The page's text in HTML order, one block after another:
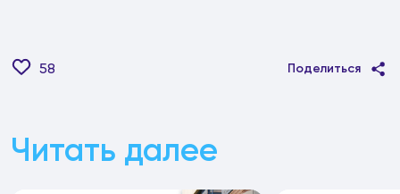
58 Поделиться
Читать далее